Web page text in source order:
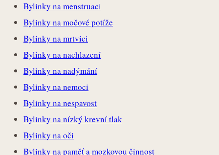
Bylinky na menstruaci
Bylinky na močové potíže
Bylinky na mrtvici
Bylinky na nachlazení
Bylinky na nadýmání
Bylinky na nemoci
Bylinky na nespavost
Bylinky na nízký krevní tlak
Bylinky na oči
Bylinky na paměť a mozkovou činnost